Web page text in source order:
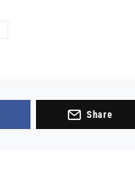
Share